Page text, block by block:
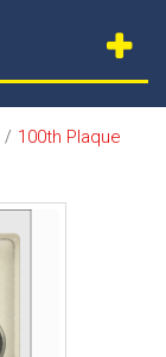
/ 100th Plaque